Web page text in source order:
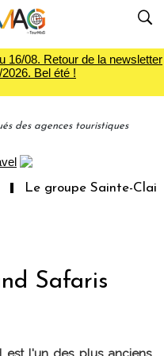
16/08. Retour de la newsletter
Bel été !
des agences touristiques
Le groupe Sainte-Claire
Safaris